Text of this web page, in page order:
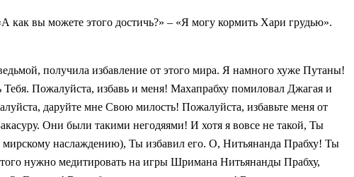
вы можете этого достичь?» – «Я могу кормить Хари грудью».
получила избавление от этого мира. Я намного хуже Путаны!
Пожалуйста, избавь и меня! Махапрабху помиловал Джагая и
даруйте мне Свою милость! Пожалуйста, избавьте меня от
Они были такими негодяями! И хотя я вовсе не такой, Ты
мирскому наслаждению), Ты избавил его. О, Нитьянанда Прабху! Ты
нужно медитировать на игры Шримана Нитьянанды Прабху,